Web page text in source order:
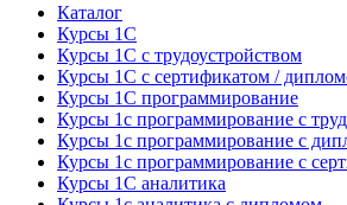
Каталог
Курсы 1С
Курсы 1С с трудоустройством
Курсы 1С с сертификатом /
Курсы 1С программирование
Курсы 1с программирование с
Курсы 1с программирование с
Курсы 1с программирование с
Курсы 1С аналитика